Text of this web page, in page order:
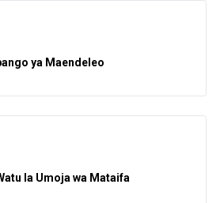
ya Maendeleo
la Umoja wa Mataifa